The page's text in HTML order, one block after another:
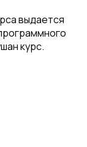
выдается
курс.